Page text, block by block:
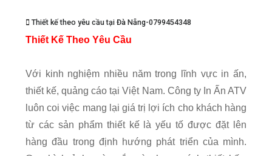
Thiết kế theo yêu cầu tại Đà Nẵng-0799454348
Thiết Kế Theo Yêu Cầu
Với kinh nghiệm nhiều năm trong lĩnh vực in ấn,
thiết kế, quảng cáo tại Việt Nam. Công ty In Ấn ATV
luôn coi việc mang lại giá trị lợi ích cho khách hàng
từ các sản phẩm thiết kế là yếu tố được đặt lên
hàng đầu trong định hướng phát triển của mình.